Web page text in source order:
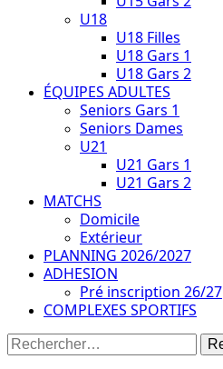
U18
U18 Filles
U18 Gars 1
U18 Gars 2
ÉQUIPES ADULTES
Seniors Gars 1
Seniors Dames
U21
U21 Gars 1
U21 Gars 2
MATCHS
Domicile
Extérieur
PLANNING 2026/2027
ADHESION
Pré inscription 26/27
COMPLEXES SPORTIFS
Rechercher :